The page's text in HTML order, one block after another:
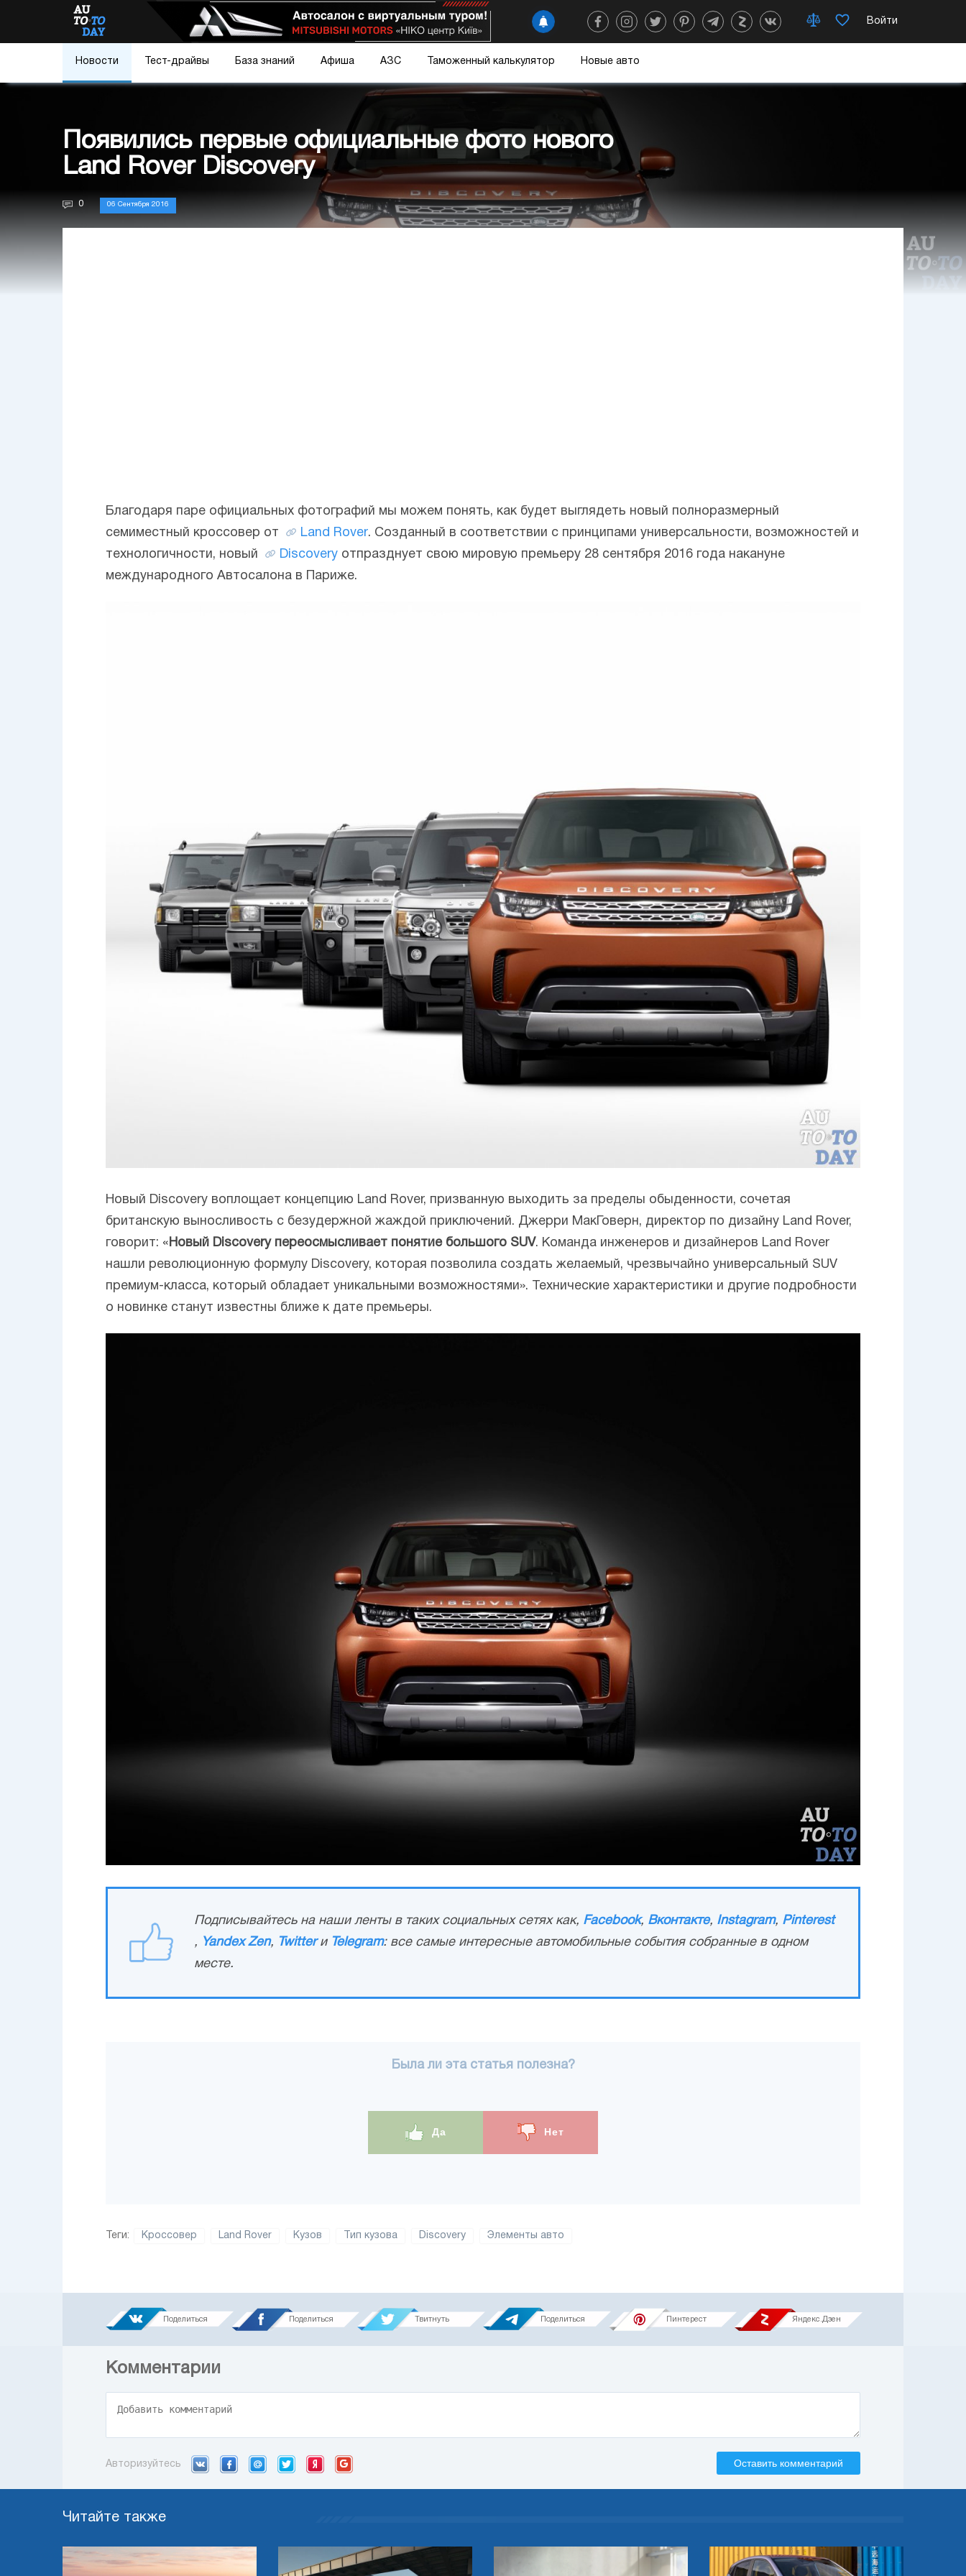
Войти
Новости Тест-драйвы База знаний Афиша АЗС Таможенный калькулятор Новые авто
Появились первые официальные фото нового
Land Rover Discovery
0 06 Сентября 2016
Благодаря паре официальных фотографий мы можем понять, как будет выглядеть новый полноразмерный
семиместный кроссовер от
Land Rover. Созданный в соответствии с принципами универсальности, возможностей и
технологичности, новый
Discovery отпразднует свою мировую премьеру 28 сентября 2016 года накануне
международного Автосалона в Париже.
Новый Discovery воплощает концепцию Land Rover, призванную выходить за пределы обыденности, сочетая
британскую выносливость с безудержной жаждой приключений. Джерри МакГоверн, директор по дизайну Land Rover,
говорит: « Новый Discovery переосмысливает понятие большого SUV. Команда инженеров и дизайнеров Land Rover
нашли революционную формулу Discovery, которая позволила создать желаемый, чрезвычайно универсальный SUV
премиум-класса, который обладает уникальными возможностями». Технические характеристики и другие подробности
о новинке станут известны ближе к дате премьеры.
Подписывайтесь на наши ленты в таких социальных сетях как, Facebook, Вконтакте, Instagram, Pinterest
, Yandex Zen, Twitterи Telegram: все самые интересные автомобильные события собранные в одном
месте.
Была ли эта статья полезна?
Да Нет
Теги: Кроссовер Land Rover Кузов Тип кузова Discovery Элементы авто
Поделиться Поделиться Твитнуть Поделиться Пинтерест Яндекс.Дзен
Комментарии
Авторизуйтесь Оставить комментарий
Читайте также